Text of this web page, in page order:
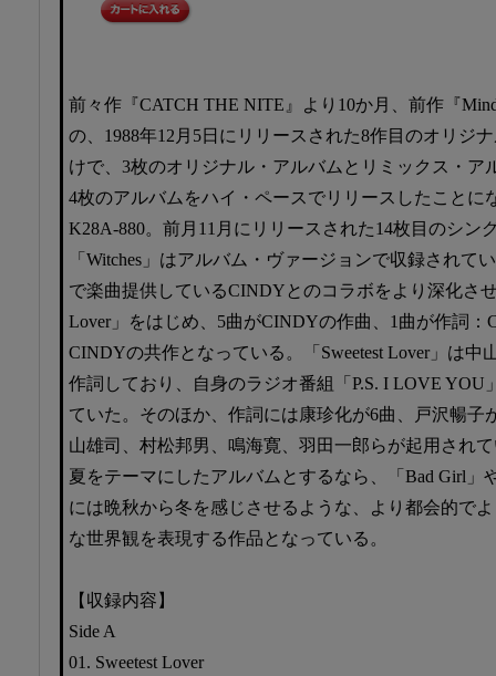
前々作『CATCH THE NITE』より10か月、前作『
の、1988年12月5日にリリースされた8作目のオリジ
けで、3枚のオリジナル・アルバムとリミックス・ア
4枚のアルバムをハイ・ペースでリリースしたことに
K28A-880。前月11月にリリースされた14枚目のシン
「Witches」はアルバム・ヴァージョンで収録されて
で楽曲提供しているCINDYとのコラボをより深化さ
Lover」をはじめ、5曲がCINDYの作曲、1曲が作詞
CINDYの共作となっている。「Sweetest Lover」は中
作詞しており、自身のラジオ番組「P.S. I LOVE YOU
ていた。そのほか、作詞には康珍化が6曲、戸沢暢子
山雄司、村松邦男、鳴海寛、羽田一郎らが起用され
夏をテーマにしたアルバムとするなら、「Bad Girl」
には晩秋から冬を感じさせるような、より都会的で
な世界観を表現する作品となっている。
【収録内容】
Side A
01. Sweetest Lover